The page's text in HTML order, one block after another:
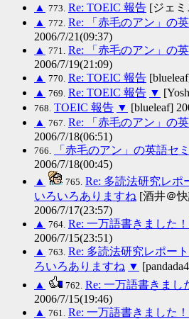
▲ 773. Re: TOEIC 報告 [ジェミ
▲ 772. Re: 「赤毛のアン」の
2006/7/21(09:37)
▲ 771. Re: 「赤毛のアン」の
2006/7/19(21:09)
▲ 770. Re: TOEIC 報告
▲ 769. Re: TOEIC 報告 ▼
768. TOEIC 報告 ▼ [blueleaf]
▲ 767. Re: 「赤毛のアン」の
2006/7/18(06:51)
766. 「赤毛のアン」の英語セ
2006/7/18(00:45)
▲
765. Re: 多読法研究レポ
いろいろありますね [酒井＠
2006/7/17(23:57)
▲ 764. Re: 一万語書きました！
2006/7/15(23:51)
▲ 763. Re: 多読法研究レポー
ろいろありますね ▼
▲
762. Re: 一万語書きまし
2006/7/15(19:46)
▲ 761. Re: 一万語書きました！